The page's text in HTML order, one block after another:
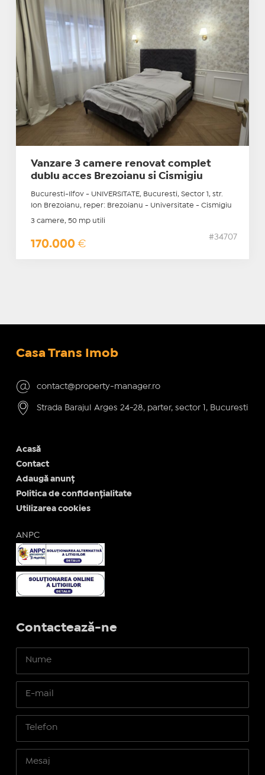
Vanzare 3 camere renovat complet
dublu acces Brezoianu si Cismigiu
Bucuresti-Ilfov - UNIVERSITATE, Bucuresti, Sector 1, str.
Ion Brezoianu, reper: Brezoianu - Universitate - Cismigiu
3 camere, 50 mp utili
170.000 €
#34707
Casa Trans Imob
contact@property-manager.ro
Strada Barajul Arges 24-28, parter, sector 1, Bucuresti
Acasă
Contact
Adaugă anunț
Politica de confidențialitate
Utilizarea cookies
ANPC
Contactează-ne